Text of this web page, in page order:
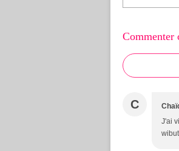
Commenter
C
J'ai